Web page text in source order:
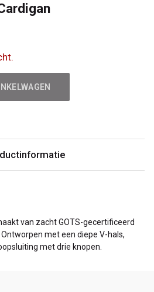
van zacht GOTS-gecertificeerd
met een diepe V-hals,
met drie knopen.